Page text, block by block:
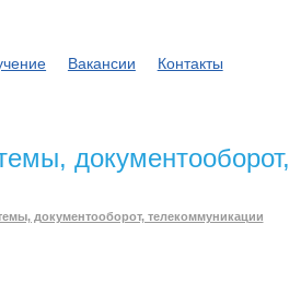
Вакансии Контакты
документооборот,
документооборот, телекоммуникации